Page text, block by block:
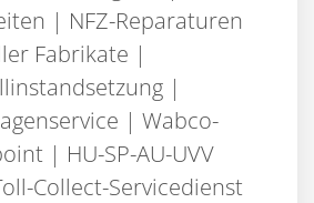
| NFZ-Reparaturen
Fabrikate |
|
| Wabco-
| HU-SP-AU-UVV
Collect-Servicedienst